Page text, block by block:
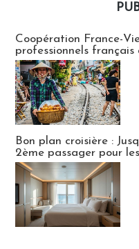
Coopération France-
professionnels français
Bon plan croisière :
2ème passager pour